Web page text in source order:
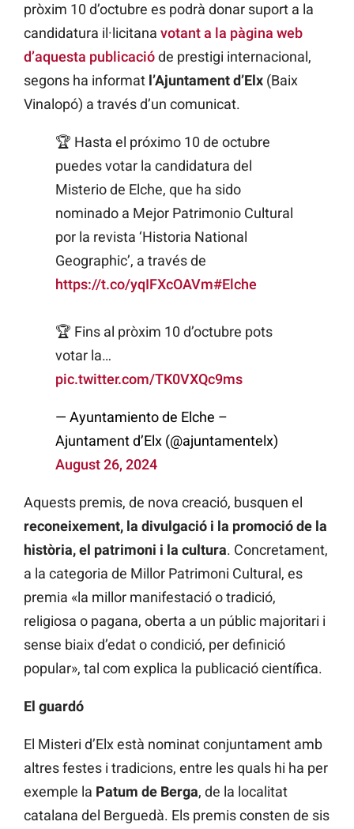
pròxim 10 d’octubre es podrà donar suport a la
candidatura il·licitana votant a la pàgina web
d’aquesta publicacióde prestigi internacional,
segons ha informat l’Ajuntament d’Elx (Baix
Vinalopó) a través d’un comunicat.
🏆 Hasta el próximo 10 de octubre
puedes votar la candidatura del
Misterio de Elche, que ha sido
nominado a Mejor Patrimonio Cultural
por la revista ‘Historia National
Geographic’, a través de
https://t.co/yqIFXcOAVm#Elche
🏆 Fins al pròxim 10 d’octubre pots
votar la…
pic.twitter.com/TK0VXQc9ms
— Ayuntamiento de Elche –
Ajuntament d’Elx (@ajuntamentelx)
August 26, 2024
Aquests premis, de nova creació, busquen el
reconeixement, la divulgació i la promoció de la
història, el patrimoni i la cultura. Concretament,
a la categoria de Millor Patrimoni Cultural, es
premia «la millor manifestació o tradició,
religiosa o pagana, oberta a un públic majoritari i
sense biaix d’edat o condició, per definició
popular», tal com explica la publicació científica.
El guardó
El Misteri d’Elx està nominat conjuntament amb
altres festes i tradicions, entre les quals hi ha per
exemple la Patum de Berga, de la localitat
catalana del Berguedà. Els premis consten de sis